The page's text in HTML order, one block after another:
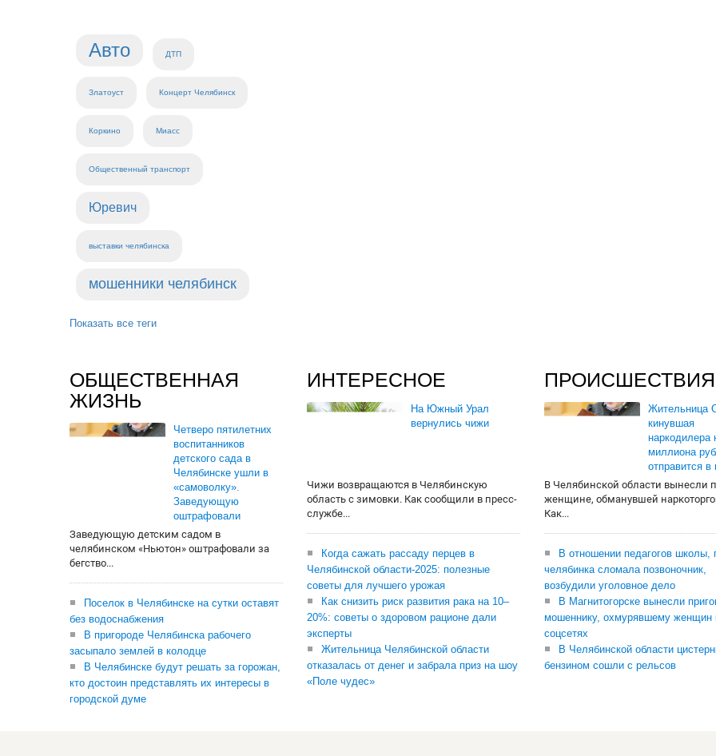
Авто ДТП
Златоуст Концерт Челябинск
Коркино Миасс
Общественный транспорт
Юревич
выставки челябинска
мошенники челябинск
Показать все теги
ОБЩЕСТВЕННАЯ
ЖИЗНЬ
Четверо пятилетних
воспитанников
детского сада в
Челябинске ушли в
«самоволку».
Заведующую
оштрафовали
Заведующую детским садом в
челябинском «Ньютон» оштрафовали за
бегство...
Поселок в Челябинске на сутки оставят
без водоснабжения
В пригороде Челябинска рабочего
засыпало землей в колодце
В Челябинске будут решать за горожан,
кто достоин представлять их интересы в
городской думе
ИНТЕРЕСНОЕ
На Южный Урал
вернулись чижи
Чижи возвращаются в Челябинскую
область с зимовки. Как сообщили в пресс-
службе...
Когда сажать рассаду перцев в
Челябинской области-2025: полезные
советы для лучшего урожая
Как снизить риск развития рака на 10–
20%: советы о здоровом рационе дали
эксперты
Жительница Челябинской области
отказалась от денег и забрала приз на шоу
«Поле чудес»
ПРОИСШЕСТВИЯ
Жительница
кинувшая
наркодилера
миллиона
отправится
В Челябинской области вынесли
женщине, обманувшей
Как...
В отношении педагогов школы,
челябинка сломала позвоночник,
возбудили уголовное дело
В Магнитогорске вынесли
мошеннику, охмурявшему женщин
соцсетях
В Челябинской области
бензином сошли с рельсов